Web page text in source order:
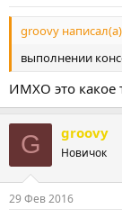
groovy
выполнении
ИМХО это какое
G groovy
Новичок
29 Фев 2016